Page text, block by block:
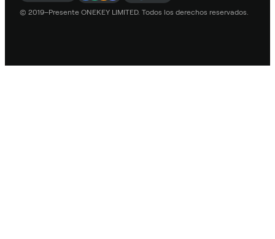
© 2019–Presente ONEKEY LIMITED. Todos los derechos reservados.